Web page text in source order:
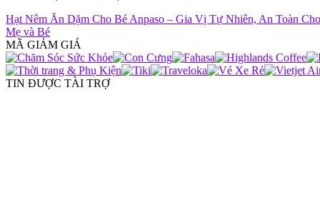
Hạt Nêm Ăn Dặm Cho Bé Anpaso – Gia Vị Tự Nhiên, An Toàn
Mẹ và Bé
MÃ GIẢM GIÁ
TIN ĐƯỢC TÀI TRỢ